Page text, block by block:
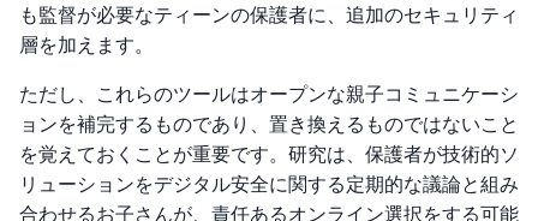
も監督が必要なティーンの保護者に、追加のセキュリティ
層を加えます。
ただし、これらのツールはオープンな親子コミュニケーシ
ョンを補完するものであり、置き換えるものではないこと
を覚えておくことが重要です。研究は、保護者が技術的ソ
リューションをデジタル安全に関する定期的な議論と組み
合わせるお子さんが、責任あるオンライン選択をする可能